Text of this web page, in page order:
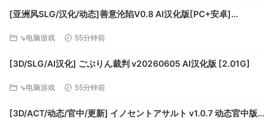
同时也擅于魔法。
赛娜
[亚洲风SLG/汉化/动态]善意沦陷V0.8 AI汉化版[PC+安卓]
⇘电脑游戏 55分钟前
[3D/SLG/AI汉化] ごぶりん裁判 v20260605 AI汉化版 [2.01G]
⇘电脑游戏 55分钟前
[3D/ACT/动态/官中/更新] イノセントアサルト v1.0.7 动态官中版